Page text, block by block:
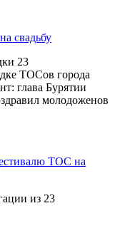
свадьбу
23
ТОСов города
глава Бурятии
молодоженов
ТОС на
из 23